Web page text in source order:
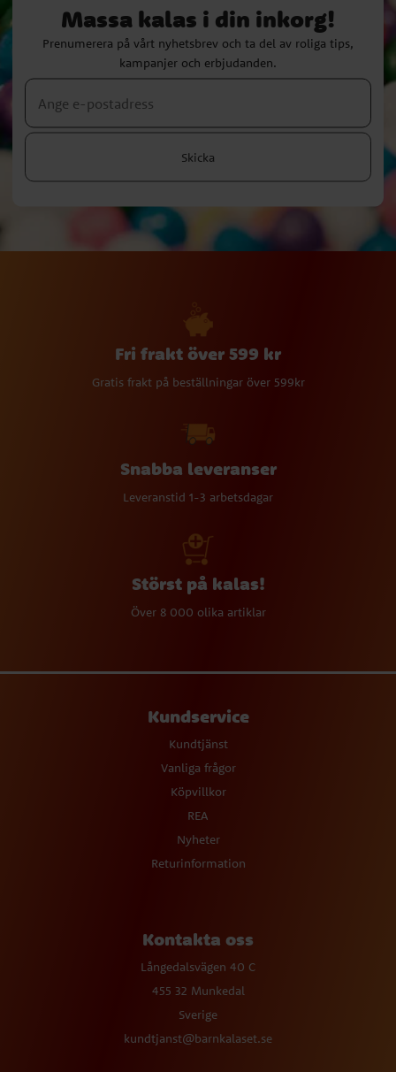
Massa kalas i din inkorg!
Prenumerera på vårt nyhetsbrev och ta del av roliga tips,
kampanjer och erbjudanden.
Skicka
Fri frakt över 599 kr
Gratis frakt på beställningar över 599kr
Snabba leveranser
Leveranstid 1-3 arbetsdagar
Störst på kalas!
Över 8 000 olika artiklar
Kundservice
Kundtjänst
Vanliga frågor
Köpvillkor
REA
Nyheter
Returinformation
Kontakta oss
Långedalsvägen 40 C
455 32 Munkedal
Sverige
kundtjanst@barnkalaset.se